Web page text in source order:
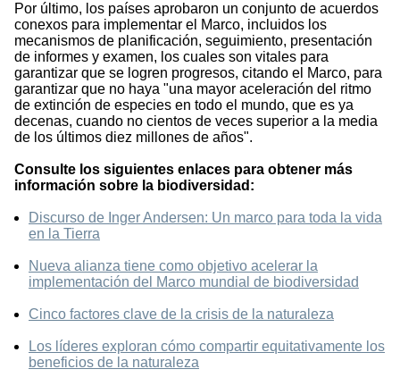
Por último, los países aprobaron un conjunto de acuerdos
conexos para implementar el Marco, incluidos los
mecanismos de planificación, seguimiento, presentación
de informes y examen, los cuales son vitales para
garantizar que se logren progresos, citando el Marco, para
garantizar que no haya "una mayor aceleración del ritmo
de extinción de especies en todo el mundo, que es ya
decenas, cuando no cientos de veces superior a la media
de los últimos diez millones de años".
Consulte los siguientes enlaces para obtener más
información sobre la biodiversidad:
Discurso de Inger Andersen: Un marco para toda la vida
en la Tierra
Nueva alianza tiene como objetivo acelerar la
implementación del Marco mundial de biodiversidad
Cinco factores clave de la crisis de la naturaleza
Los líderes exploran cómo compartir equitativamente los
beneficios de la naturaleza